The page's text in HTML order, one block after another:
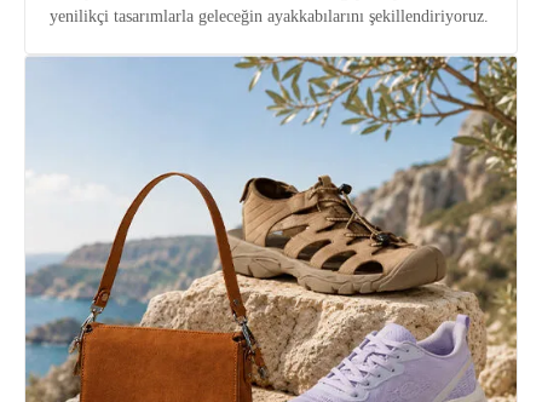
yenilikçi tasarımlarla geleceğin ayakkabılarını şekillendiriyoruz.